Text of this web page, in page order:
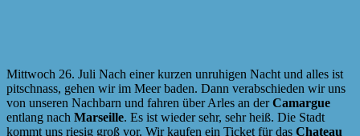
Mittwoch 26. Juli Nach einer kurzen unruhigen Nacht und alles ist
pitschnass, gehen wir im Meer baden. Dann verabschieden wir uns
von unseren Nachbarn und fahren über Arles an derCamargue
entlang nach Marseille. Es ist wieder sehr, sehr heiß. Die Stadt
kommt uns riesig groß vor. Wir kaufen ein Ticket für das Chateau